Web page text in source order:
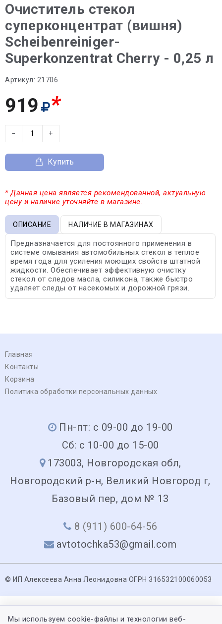
Очиститель стекол
суперконцентрат (вишня)
Scheibenreiniger-
Superkonzentrat Cherry - 0,25 л
Артикул: 21706
919 *
− +
Купить
* Данная цена является рекомендованной, актуальную
цену и наличие уточняйте в магазине.
ОПИСАНИЕ НАЛИЧИЕ В МАГАЗИНАХ
Предназначается для постоянного применения в
системе омывания автомобильных стекол в теплое
время года для усиления моющих свойств штатной
жидкости. Обеспечивает эффективную очистку
стекол от следов масла, силикона, также быстро
удаляет следы от насекомых и дорожной грязи.
Главная
Контакты
Корзина
Политика обработки персональных данных
Пн-пт: с 09-00 до 19-00
Сб: с 10-00 до 15-00
173003, Новгородская обл,
Новгородский р-н, Великий Новгород г,
Базовый пер, дом № 13
8 (911) 600-64-56
avtotochka53@gmail.com
© ИП Алексеева Анна Леонидовна ОГРН 316532100060053
Мы используем cookie-файлы и технологии веб-